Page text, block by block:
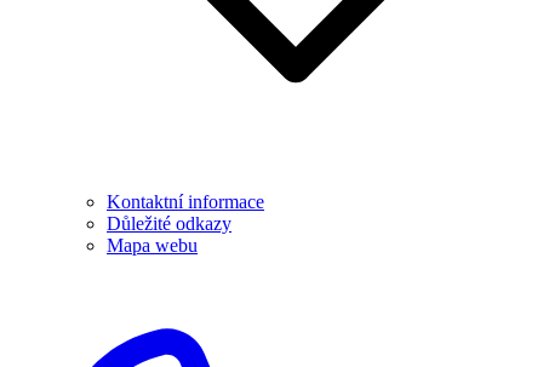
Kontaktní informace
Důležité odkazy
Mapa webu